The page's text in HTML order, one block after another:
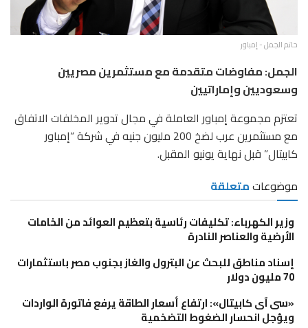
حاتم الجمل - إمباور
الجمل: مفاوضات متقدمة مع مستثمرين مصريين
وسعوديين وإماراتيين
تعتزم مجموعة إمباور العاملة في مجال تدوير المخلفات الاتفاق
مع مستثمرين عرب لضخ 200 مليون جنيه في شركة “إمباور
كابيتال” قبل نهاية يونيو المقبل.
موضوعاتمتعلقة
وزير الكهرباء: تكليفات رئاسية بتعظيم العوائد من الخامات
الأرضية والعناصر النادرة
إسناد مناطق للبحث عن البترول والغاز بجنوب مصر باستثمارات
70 مليون دولار
«سى آى كابيتال»: ارتفاع أسعار الطاقة يرفع فاتورة الواردات
ويؤجل انحسار الضغوط التضخمية